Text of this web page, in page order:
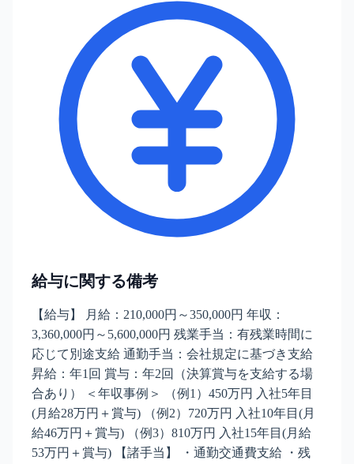
給与に関する備考
【給与】 月給：210,000円～350,000円 年収：
3,360,000円～5,600,000円 残業手当：有残業時間に
応じて別途支給 通勤手当：会社規定に基づき支給
昇給：年1回 賞与：年2回（決算賞与を支給する場
合あり） ＜年収事例＞ （例1）450万円 入社5年目
(月給28万円＋賞与) （例2）720万円 入社10年目(月
給46万円＋賞与) （例3）810万円 入社15年目(月給
53万円＋賞与) 【諸手当】 ・通勤交通費支給 ・残